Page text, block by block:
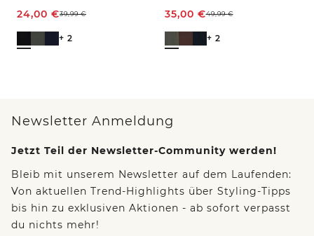
24,00 €39,99€
+ 2
35,00 €49,99€
+ 2
Newsletter Anmeldung
Jetzt Teil der Newsletter-Community werden!
Bleib mit unserem Newsletter auf dem Laufenden:
Von aktuellen Trend-Highlights über Styling-Tipps
bis hin zu exklusiven Aktionen - ab sofort verpasst
du nichts mehr!